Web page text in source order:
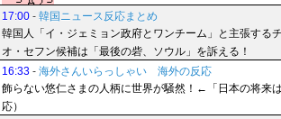
17:00 - 韓国ニュース反応まとめ
韓国人「イ・ジェミョン政府とワンチーム」と主張する
オ・セフン候補は「最後の砦、ソウル」を訴える！
16:33 - 海外さんいらっしゃい 海外の反応
飾らない悠仁さまの人柄に世界が騒然！←「日本の将来
応）